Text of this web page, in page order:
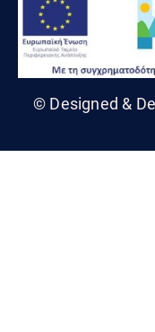
© Designed &